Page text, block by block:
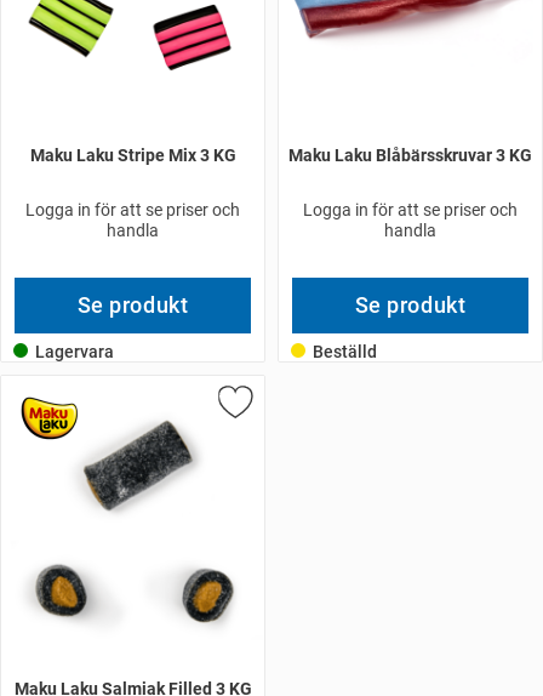
Maku Laku Stripe Mix 3 KG
Logga in för att se priser och
handla
Se produkt
Lagervara
Maku Laku Blåbärsskruvar 3 KG
Logga in för att se priser och
handla
Se produkt
Beställd
Maku Laku Salmiak Filled 3 KG